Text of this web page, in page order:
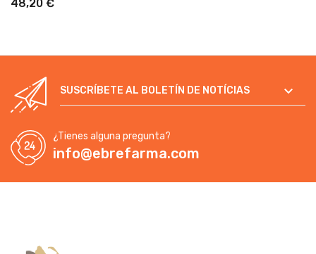
48,20 €
SUSCRÍBETE AL BOLETÍN DE NOTÍCIAS 
¿Tienes alguna pregunta?
info@ebrefarma.com